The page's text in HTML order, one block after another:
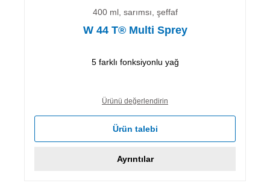
400 ml, sarımsı, şeffaf
W 44 T® Multi Sprey
5 farklı fonksiyonlu yağ
Ürünü değerlendirin
Ürün talebi
Ayrıntılar